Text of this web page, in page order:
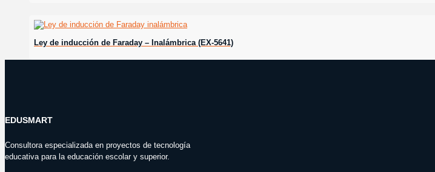
Ley de inducción de Faraday – Inalámbrica (EX-5641)
EDUSMART
Consultora especializada en proyectos de tecnología
educativa para la educación escolar y superior.